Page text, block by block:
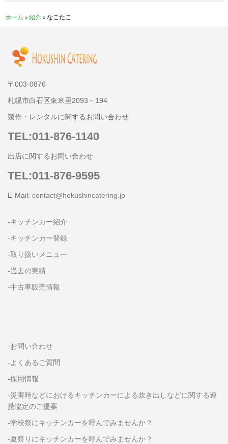
ホーム » 紹介 » なこたこ
〒003-0876
札幌市白石区東米里2093－194
製作・レンタルに関するお問い合わせ
TEL:011-876-1140
出店に関するお問い合わせ
TEL:011-876-9595
E-Mail: contact@hokushincatering.jp
-キッチンカー紹介
-キッチンカー登録
-取り扱いメニュー
-過去の実績
-中古車販売情報
-お問い合わせ
-よくあるご質問
-採用情報
-災害時などにおけるキッチンカーによる炊き出しなどに関する連
携協定のご提案
-学校祭にキッチンカーを呼んでみませんか？
-夏祭りにキッチンカーを呼んでみませんか？